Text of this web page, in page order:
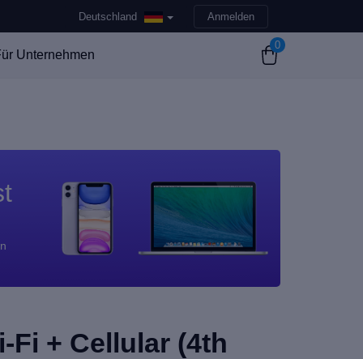
Deutschland Anmelden
Unternehmen
0
Fi + Cellular (4th